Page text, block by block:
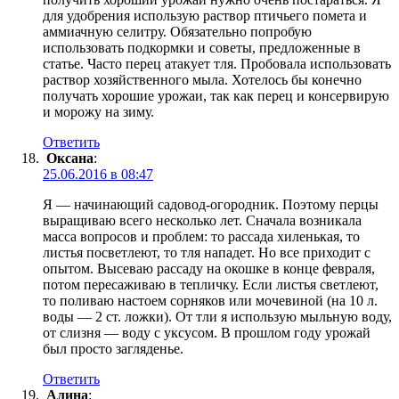
для удобрения использую раствор птичьего помета и
аммиачную селитру. Обязательно попробую
использовать подкормки и советы, предложенные в
статье. Часто перец атакует тля. Пробовала использовать
раствор хозяйственного мыла. Хотелось бы конечно
получать хорошие урожаи, так как перец и консервирую
и морожу на зиму.
Ответить
Оксана:
25.06.2016 в 08:47
Я — начинающий садовод-огородник. Поэтому перцы
выращиваю всего несколько лет. Сначала возникала
масса вопросов и проблем: то рассада хиленькая, то
листья посветлеют, то тля нападет. Но все приходит с
опытом. Высеваю рассаду на окошке в конце февраля,
потом пересаживаю в тепличку. Если листья светлеют,
то поливаю настоем сорняков или мочевиной (на 10 л.
воды — 2 ст. ложки). От тли я использую мыльную воду,
от слизня — воду с уксусом. В прошлом году урожай
был просто загляденье.
Ответить
Алина: